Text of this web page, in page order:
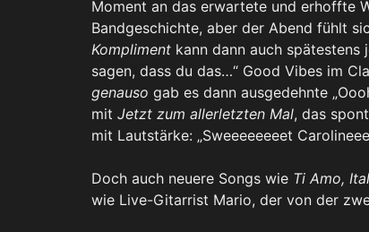
Moment an das erwartete und erhoffte
Bandgeschichte, aber der Abend fühlt
Kompliment kann dann auch
sagen, dass du das…“ Good Vibes im
genauso gab es dann ausgedehnte
mit Jetzt zum allerletzten Mal, das
mit Lautstärke: „Sweeeeeeeet
Doch auch neuere Songs wie Ti Amo,
wie Live-Gitarrist Mario, der von der